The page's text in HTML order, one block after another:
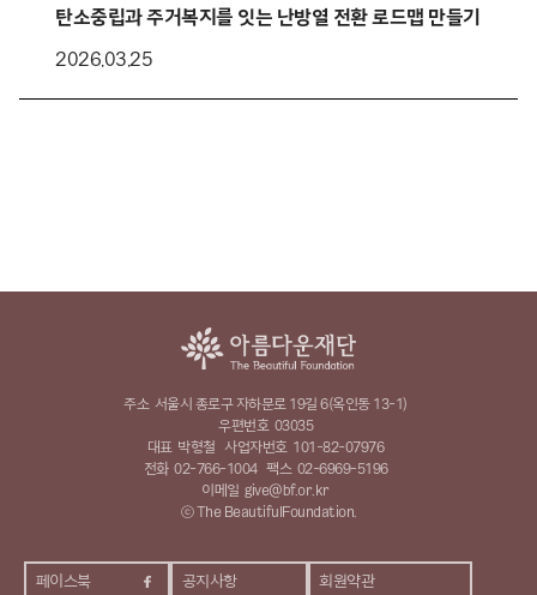
탄소중립과 주거복지를 잇는 난방열 전환 로드맵 만들기
2026.03.25
페이스북 공지사항 회원약관
주소 서울시 종로구 자하문로 19길 6(옥인동 13-1)
우편번호 03035
대표 박형철 사업자번호 101-82-07976
전화 02-766-1004 팩스 02-6969-5196
이메일 give@bf.or.kr
ⓒ The BeautifulFoundation.